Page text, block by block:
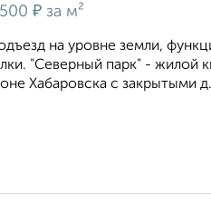
₽ за м²
на уровне земли,
"Северный парк" - жилой
Хабаровска с закрытыми